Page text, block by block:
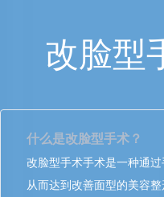
改脸型
什么是改脸型手术？
改脸型手术手术是一种通
从而达到改善面型的美容